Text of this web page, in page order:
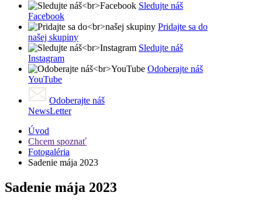
Sledujte náš
Facebook
Pridajte sa do
našej skupiny
Sledujte náš
Instagram
Odoberajte náš
YouTube
Odoberajte náš
NewsLetter
Úvod
Chcem spoznať
Fotogaléria
Sadenie mája 2023
Sadenie mája 2023